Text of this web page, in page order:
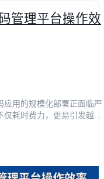
管理平台操作效
应用的规模化部署正面临严
仅耗时费力，更易引发越权
角深度剖析批量管理权限
阵设计、动态策略引擎及主
低代码开发体系提供权威